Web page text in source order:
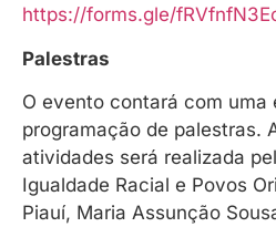
https://forms.gle/
Palestras
O evento contará com uma
programação de palestras.
atividades será realizada
Igualdade Racial e Povos
Piauí, Maria Assunção